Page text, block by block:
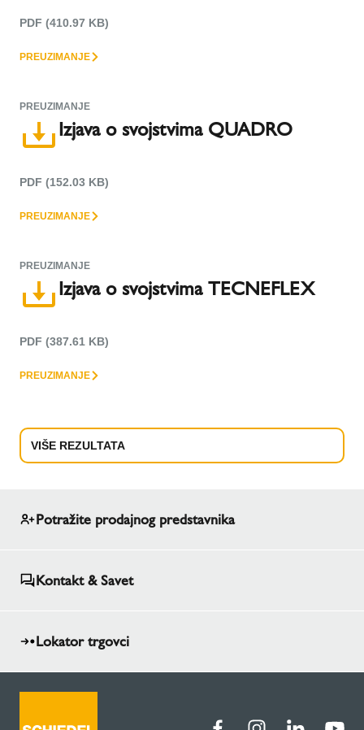
PDF (410.97 KB)
PREUZIMANJE
PREUZIMANJE
Izjava o svojstvima QUADRO
PDF (152.03 KB)
PREUZIMANJE
PREUZIMANJE
Izjava o svojstvima TECNEFLEX
PDF (387.61 KB)
PREUZIMANJE
VIŠE REZULTATA
Potražite prodajnog predstavnika
Kontakt & Savet
Lokator trgovci